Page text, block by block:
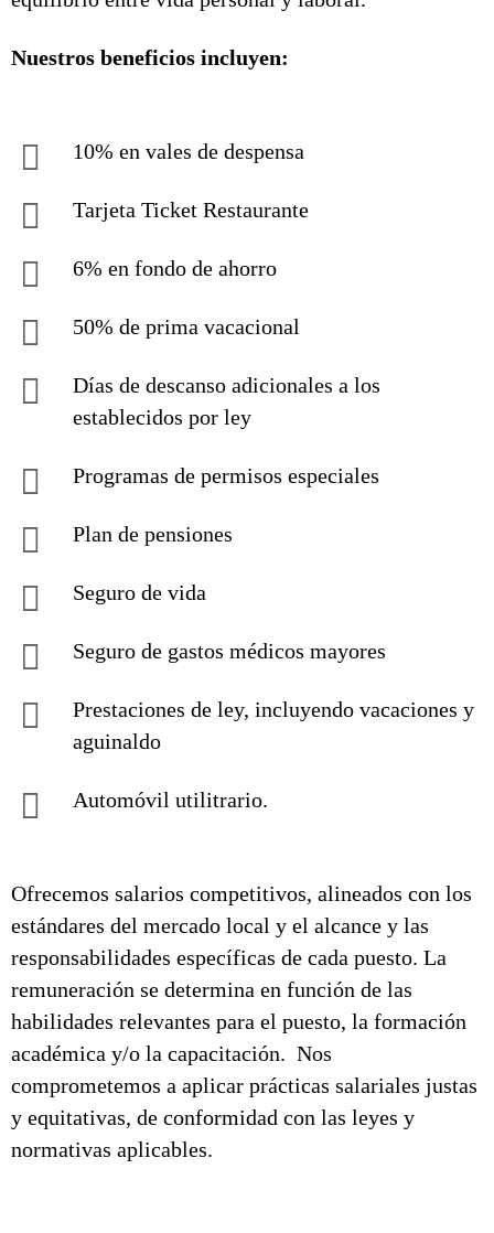
Nuestros beneficios incluyen:
10% en vales de despensa
Tarjeta Ticket Restaurante
6% en fondo de ahorro
50% de prima vacacional
Días de descanso adicionales a los
establecidos por ley
Programas de permisos especiales
Plan de pensiones
Seguro de vida
Seguro de gastos médicos mayores
Prestaciones de ley, incluyendo vacaciones y
aguinaldo
Automóvil utilitrario.
Ofrecemos salarios competitivos, alineados con los
estándares del mercado local y el alcance y las
responsabilidades específicas de cada puesto. La
remuneración se determina en función de las
habilidades relevantes para el puesto, la formación
académica y/o la capacitación. Nos
comprometemos a aplicar prácticas salariales justas
y equitativas, de conformidad con las leyes y
normativas aplicables.